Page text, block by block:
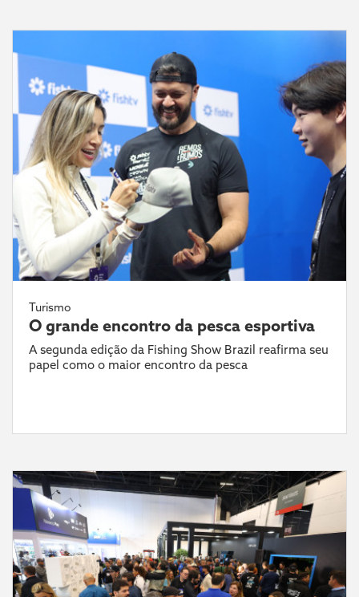
Turismo
O grande encontro da pesca esportiva
A segunda edição da Fishing Show Brazil reafirma seu
papel como o maior encontro da pesca